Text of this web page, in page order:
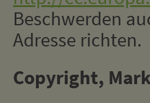
Beschwerden
Adresse richten.
Copyright,